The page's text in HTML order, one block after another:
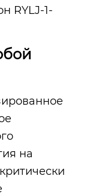
RYLJ-1-
на